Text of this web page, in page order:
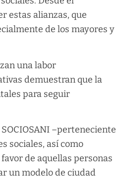
estas alianzas, que
de los mayores y
una labor
demuestran que la
para seguir
–perteneciente
sociales, así como
de aquellas personas
un modelo de ciudad